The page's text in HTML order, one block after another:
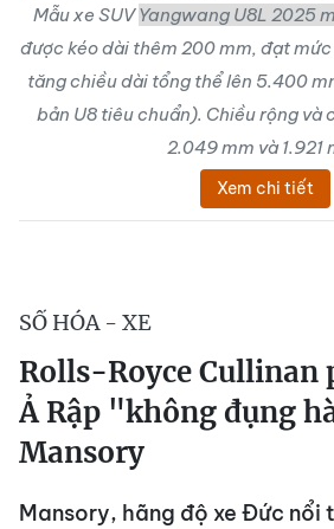
Mẫuxe SUVYangwang U8L 2025
được kéo dài thêm 200 mm, đạt
tăng chiều dài tổng thể lên 5.400
bản U8 tiêu chuẩn). Chiều rộng và
2.049 mm và 1.921
Xem chi tiết
SỐ HÓA - XE
Rolls-Royce Cullinan
Ả Rập "không đụng
Mansory
Mansory, hãng độ xe Đức nổi